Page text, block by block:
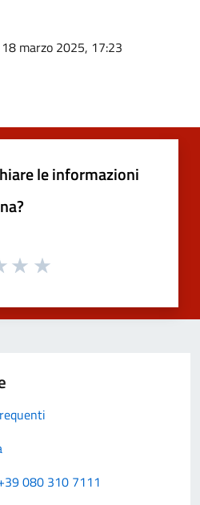
18 marzo 2025, 17:23
le informazioni
080 310 7111